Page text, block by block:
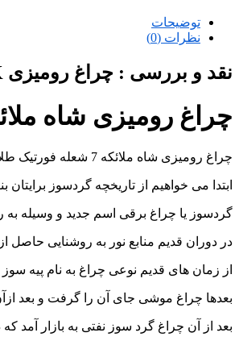
توضیحات
نظرات (0)
نقد و بررسی : چراغ رومیزی CH1360-3-TK لوسترسازان
چراغ رومیزی شاه ملائکه 7 شعله فورتیک طلا کرم
چراغ رومیزی شاه ملائکه 7 شعله فورتیک طلا کرم لوسترسازان یک چراغ رومیزی ارزان از لوستر سازان می باشد.
ابتدا می خواهیم از تاریخچه گردسوز برایتان
گردسوز یا چراغ برقی اسم جدید و وسیله
در دوران قدیم منابع نور به روشنایی
از زمان های قدیم نوعی چراغ به نام پیه
بعدها چراغ موشی جای آن را گرفت و بعد
بعد از آن چراغ گرد سوز نفتی به بازار آمد